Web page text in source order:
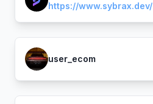
https://www.sybrax.dev/
user_ecom